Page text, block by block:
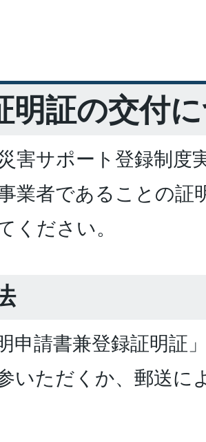
明証の交付
害サポート登録制度
業者であることの証
ください。
申請書兼登録証明証
いただくか、郵送に